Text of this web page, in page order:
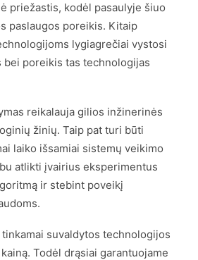
priežastis, kodėl pasaulyje šiuo
paslaugos poreikis. Kitaip
lygiagrečiai vystosi
bei poreikis tas technologijas
reikalauja gilios inžinerinės
žinių. Taip pat turi būti
laiko išsamiai sistemų veikimo
atlikti įvairius eksperimentus
ir stebint poveikį
tinkamai suvaldytos technologijos
Todėl drąsiai garantuojame